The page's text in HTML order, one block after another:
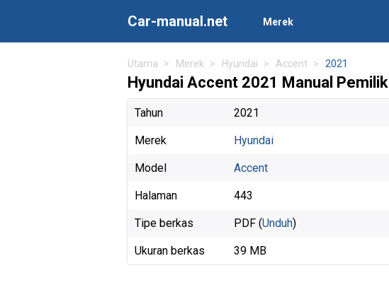
Car-manual.net Merek
Utama Merek Hyundai Accent 2021
Hyundai Accent 2021 Manual Pemilik
Tahun 2021
Merek Hyundai
Model Accent
Halaman 443
Tipe berkas PDF (Unduh)
Ukuran berkas 39 MB